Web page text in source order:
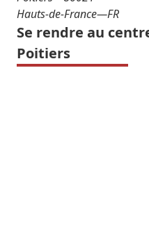
Hauts-de-France—FR
Se rendre au
Poitiers